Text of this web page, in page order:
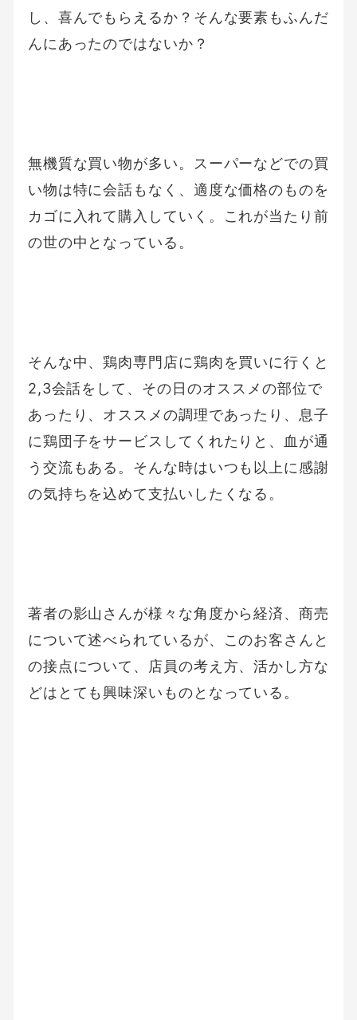
し、喜んでもらえるか？そんな要素もふんだ
んにあったのではないか？
無機質な買い物が多い。スーパーなどでの買
い物は特に会話もなく、適度な価格のものを
カゴに入れて購入していく。これが当たり前
の世の中となっている。
そんな中、鶏肉専門店に鶏肉を買いに行くと
2,3会話をして、その日のオススメの部位で
あったり、オススメの調理であったり、息子
に鶏団子をサービスしてくれたりと、血が通
う交流もある。そんな時はいつも以上に感謝
の気持ちを込めて支払いしたくなる。
著者の影山さんが様々な角度から経済、商売
について述べられているが、このお客さんと
の接点について、店員の考え方、活かし方な
どはとても興味深いものとなっている。